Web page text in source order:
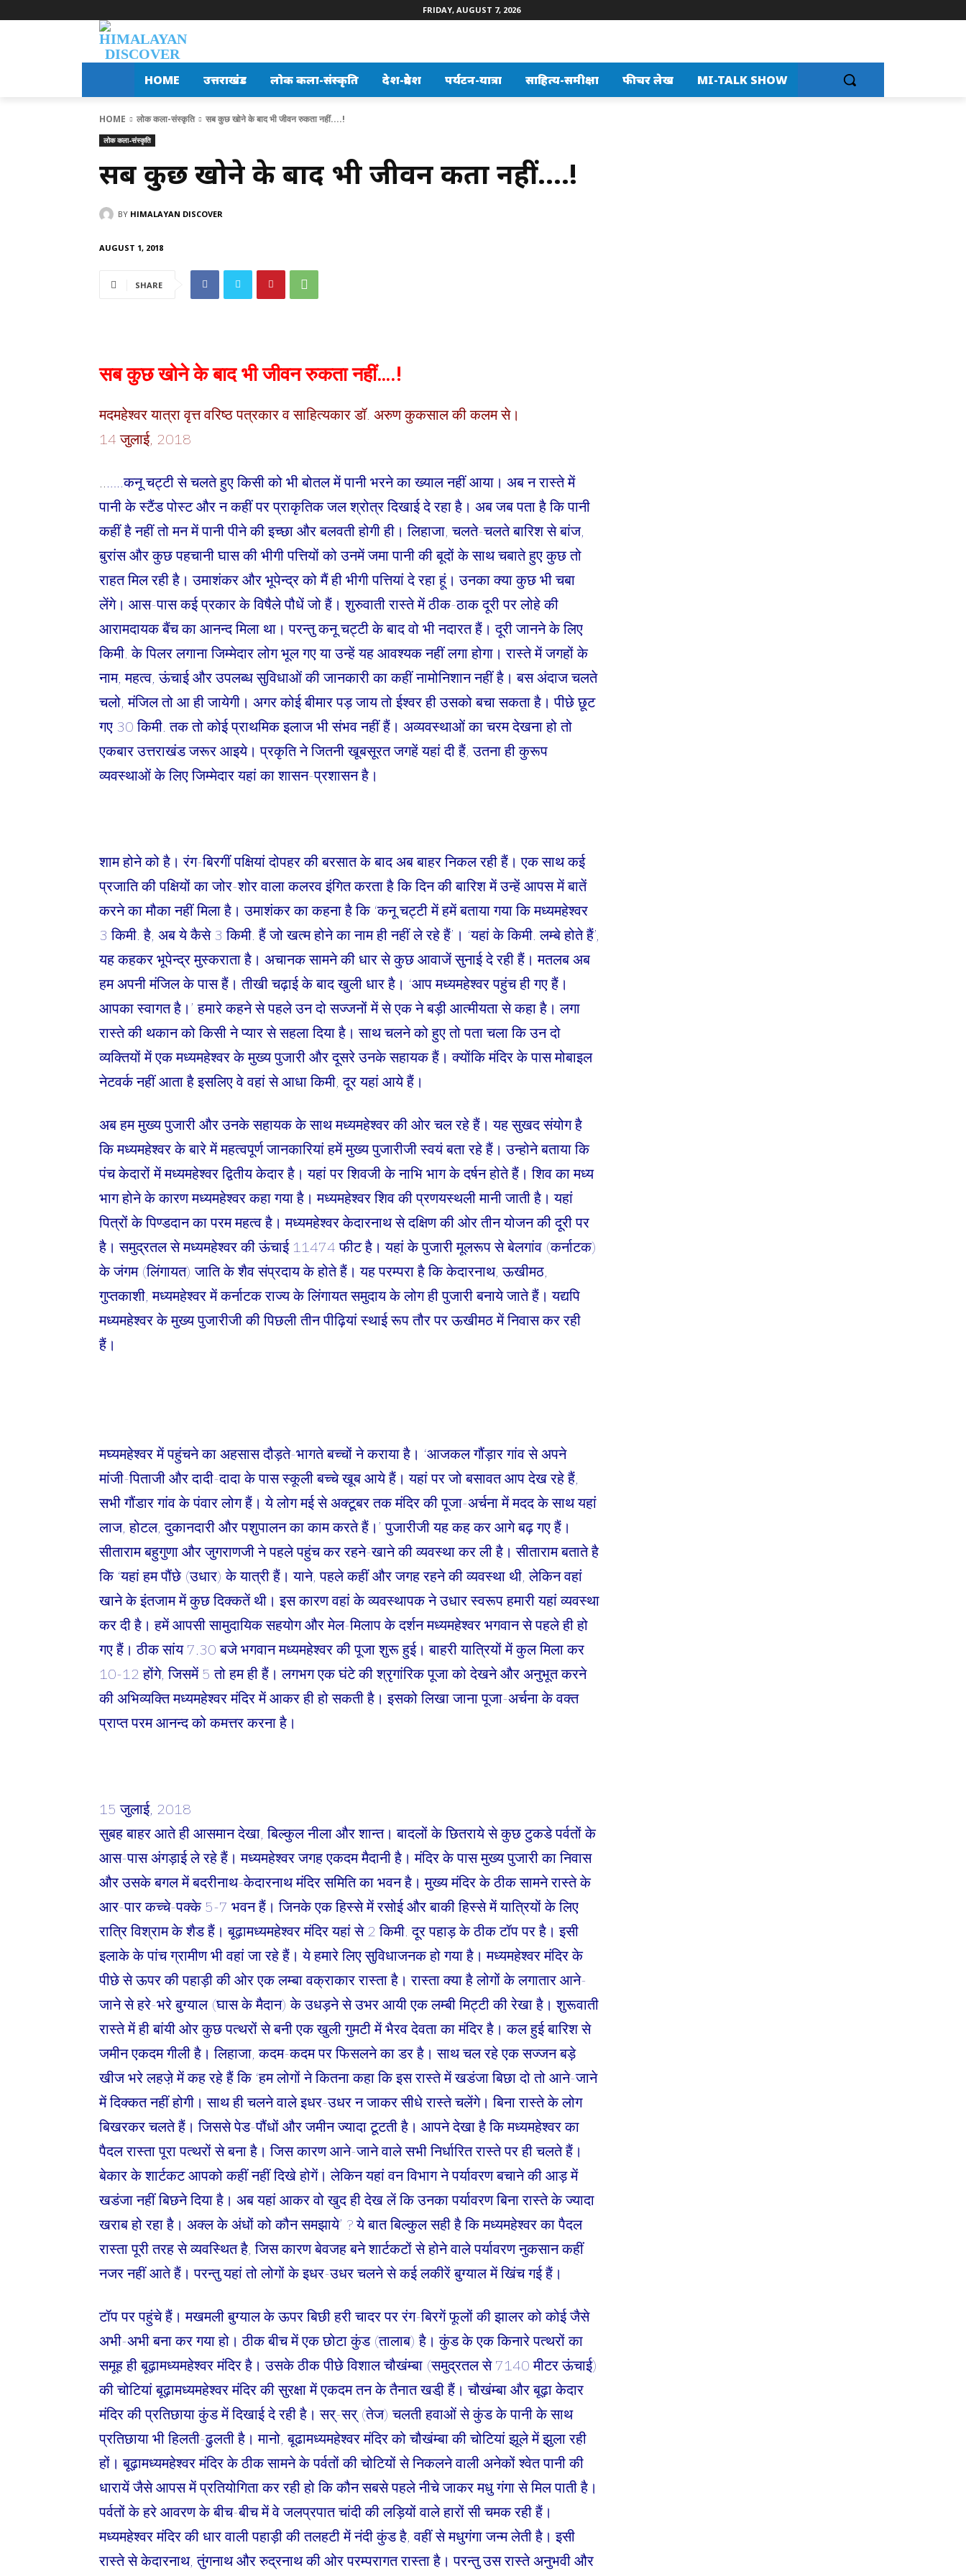
FRIDAY, AUGUST 7, 2026
HOME उत्तराखंड लोक कला-संस्कृति देश-प्रदेश पर्यटन-यात्रा साहित्य-समीक्षा फीचर लेख MI-TALK SHOW
HOME लोक कला-संस्कृति सब कुछ खोने के बाद भी जीवन रुकता नहीं....!
लोक कला-संस्कृति
सब कुछ खोने के बाद भी जीवन रुकता नहीं….!
BY HIMALAYAN DISCOVER
AUGUST 1, 2018
SHARE
सब कुछ खोने के बाद भी जीवन रुकता नहीं….!
मदमहेश्वर यात्रा वृत्त वरिष्ठ पत्रकार व साहित्यकार डॉ. अरुण कुकसाल की कलम से।
14 जुलाई, 2018
..…..कनू चट्टी से चलते हुए किसी को भी बोतल में पानी भरने का ख्याल नहीं आया। अब न रास्ते में
पानी के स्टैंड पोस्ट और न कहीं पर प्राकृतिक जल श्रोत्र दिखाई दे रहा है। अब जब पता है कि पानी
कहीं है नहीं तो मन में पानी पीने की इच्छा और बलवती होगी ही। लिहाजा, चलते-चलते बारिश से बांज,
बुरांस और कुछ पहचानी घास की भीगी पत्तियों को उनमें जमा पानी की बूदों के साथ चबाते हुए कुछ तो
राहत मिल रही है। उमाशंकर और भूपेन्द्र को मैं ही भीगी पत्तियां दे रहा हूं। उनका क्या कुछ भी चबा
लेंगे। आस-पास कई प्रकार के विषैले पौधें जो हैं। शुरुवाती रास्ते में ठीक-ठाक दूरी पर लोहे की
आरामदायक बैंच का आनन्द मिला था। परन्तु कनू चट्टी के बाद वो भी नदारत हैं। दूरी जानने के लिए
किमी. के पिलर लगाना जिम्मेदार लोग भूल गए या उन्हें यह आवश्यक नहीं लगा होगा। रास्ते में जगहों के
नाम, महत्व, ऊंचाई और उपलब्ध सुविधाओं की जानकारी का कहीं नामोनिशान नहीं है। बस अंदाज चलते
चलो, मंजिल तो आ ही जायेगी। अगर कोई बीमार पड़ जाय तो ईश्वर ही उसको बचा सकता है। पीछे छूट
गए 30 किमी. तक तो कोई प्राथमिक इलाज भी संभव नहीं हैं। अव्यवस्थाओं का चरम देखना हो तो
एकबार उत्तराखंड जरूर आइये। प्रकृति ने जितनी खूबसूरत जगहें यहां दी हैं, उतना ही कुरूप
व्यवस्थाओं के लिए जिम्मेदार यहां का शासन-प्रशासन है।
शाम होने को है। रंग-बिरगीं पक्षियां दोपहर की बरसात के बाद अब बाहर निकल रही हैं। एक साथ कई
प्रजाति की पक्षियों का जोर-शोर वाला कलरव इंगित करता है कि दिन की बारिश में उन्हें आपस में बातें
करने का मौका नहीं मिला है। उमाशंकर का कहना है कि ‘कनू चट्टी में हमें बताया गया कि मध्यमहेश्वर
3 किमी. है, अब ये कैसे 3 किमी. हैं जो खत्म होने का नाम ही नहीं ले रहे हैं’। ‘यहां के किमी. लम्बे होते हैं’,
यह कहकर भूपेन्द्र मुस्कराता है। अचानक सामने की धार से कुछ आवाजें सुनाई दे रही हैं। मतलब अब
हम अपनी मंजिल के पास हैं। तीखी चढ़ाई के बाद खुली धार है। ‘आप मध्यमहेश्वर पहुंच ही गए हैं।
आपका स्वागत है।’ हमारे कहने से पहले उन दो सज्जनों में से एक ने बड़ी आत्मीयता से कहा है। लगा
रास्ते की थकान को किसी ने प्यार से सहला दिया है। साथ चलने को हुए तो पता चला कि उन दो
व्यक्तियों में एक मध्यमहेश्वर के मुख्य पुजारी और दूसरे उनके सहायक हैं। क्योंकि मंदिर के पास मोबाइल
नेटवर्क नहीं आता है इसलिए वे वहां से आधा किमी, दूर यहां आये हैं।
अब हम मुख्य पुजारी और उनके सहायक के साथ मध्यमहेश्वर की ओर चल रहे हैं। यह सुखद संयोग है
कि मध्यमहेश्वर के बारे में महत्वपूर्ण जानकारियां हमें मुख्य पुजारीजी स्वयं बता रहे हैं। उन्होने बताया कि
पंच केदारों में मध्यमहेश्वर द्वितीय केदार है। यहां पर शिवजी के नाभि भाग के दर्षन होते हैं। शिव का मध्य
भाग होने के कारण मध्यमहेश्वर कहा गया है। मध्यमहेश्वर शिव की प्रणयस्थली मानी जाती है। यहां
पित्रों के पिण्डदान का परम महत्व है। मध्यमहेश्वर केदारनाथ से दक्षिण की ओर तीन योजन की दूरी पर
है। समुद्रतल से मध्यमहेश्वर की ऊंचाई 11474 फीट है। यहां के पुजारी मूलरूप से बेलगांव (कर्नाटक)
के जंगम (लिंगायत) जाति के शैव संप्रदाय के होते हैं। यह परम्परा है कि केदारनाथ, ऊखीमठ,
गुप्तकाशी, मध्यमहेश्वर में कर्नाटक राज्य के लिंगायत समुदाय के लोग ही पुजारी बनाये जाते हैं। यद्यपि
मध्यमहेश्वर के मुख्य पुजारीजी की पिछली तीन पीढ़ियां स्थाई रूप तौर पर ऊखीमठ में निवास कर रही
हैं।
मघ्यमहेश्वर में पहुंचने का अहसास दौड़ते-भागते बच्चों ने कराया है। ‘आजकल गौंड़ार गांव से अपने
मांजी-पिताजी और दादी-दादा के पास स्कूली बच्चे खूब आये हैं। यहां पर जो बसावत आप देख रहे हैं,
सभी गौंडार गांव के पंवार लोग हैं। ये लोग मई से अक्टूबर तक मंदिर की पूजा-अर्चना में मदद के साथ यहां
लाज, होटल, दुकानदारी और पशुपालन का काम करते हैं।’ पुजारीजी यह कह कर आगे बढ़ गए हैं।
सीताराम बहुगुणा और जुगराणजी ने पहले पहुंच कर रहने-खाने की व्यवस्था कर ली है। सीताराम बताते है
कि ‘यहां हम पौंछे (उधार) के यात्री हैं। याने, पहले कहीं और जगह रहने की व्यवस्था थी, लेकिन वहां
खाने के इंतजाम में कुछ दिक्कतें थी। इस कारण वहां के व्यवस्थापक ने उधार स्वरूप हमारी यहां व्यवस्था
कर दी है। हमें आपसी सामुदायिक सहयोग और मेल-मिलाप के दर्शन मध्यमहेश्वर भगवान से पहले ही हो
गए हैं। ठीक सांय 7.30 बजे भगवान मध्यमहेश्वर की पूजा शुरू हुई। बाहरी यात्रियों में कुल मिला कर
10-12 होंगे, जिसमें 5 तो हम ही हैं। लगभग एक घंटे की श्रृगांरिक पूजा को देखने और अनुभूत करने
की अभिव्यक्ति मध्यमहेश्वर मंदिर में आकर ही हो सकती है। इसको लिखा जाना पूजा-अर्चना के वक्त
प्राप्त परम आनन्द को कमत्तर करना है।
15 जुलाई, 2018
सुबह बाहर आते ही आसमान देखा, बिल्कुल नीला और शान्त। बादलों के छितराये से कुछ टुकडे पर्वतों के
आस-पास अंगड़ाई ले रहे हैं। मध्यमहेश्वर जगह एकदम मैदानी है। मंदिर के पास मुख्य पुजारी का निवास
और उसके बगल में बदरीनाथ-केदारनाथ मंदिर समिति का भवन है। मुख्य मंदिर के ठीक सामने रास्ते के
आर-पार कच्चे-पक्के 5-7 भवन हैं। जिनके एक हिस्से में रसोई और बाकी हिस्से में यात्रियों के लिए
रात्रि विश्राम के शैड हैं। बूढ़ामध्यमहेश्वर मंदिर यहां से 2 किमी. दूर पहाड़ के ठीक टॉप पर है। इसी
इलाके के पांच ग्रामीण भी वहां जा रहे हैं। ये हमारे लिए सुविधाजनक हो गया है। मध्यमहेश्वर मंदिर के
पीछे से ऊपर की पहाड़ी की ओर एक लम्बा वक्राकार रास्ता है। रास्ता क्या है लोगों के लगातार आने-
जाने से हरे-भरे बुग्याल (घास के मैदान) के उधड़ने से उभर आयी एक लम्बी मिट्टी की रेखा है। शुरूवाती
रास्ते में ही बांयी ओर कुछ पत्थरों से बनी एक खुली गुमटी में भैरव देवता का मंदिर है। कल हुई बारिश से
जमीन एकदम गीली है। लिहाजा, कदम-कदम पर फिसलने का डर है। साथ चल रहे एक सज्जन बड़े
खीज भरे लहजे़ में कह रहे हैं कि ‘हम लोगों ने कितना कहा कि इस रास्ते में खडंजा बिछा दो तो आने-जाने
में दिक्कत नहीं होगी। साथ ही चलने वाले इधर-उधर न जाकर सीधे रास्ते चलेंगे। बिना रास्ते के लोग
बिखरकर चलते हैं। जिससे पेड-पौंधों और जमीन ज्यादा टूटती है। आपने देखा है कि मध्यमहेश्वर का
पैदल रास्ता पूरा पत्थरों से बना है। जिस कारण आने-जाने वाले सभी निर्धारित रास्ते पर ही चलते हैं।
बेकार के शार्टकट आपको कहीं नहीं दिखे होगें। लेकिन यहां वन विभाग ने पर्यावरण बचाने की आड़ में
खडंजा नहीं बिछने दिया है। अब यहां आकर वो खुद ही देख लें कि उनका पर्यावरण बिना रास्ते के ज्यादा
खराब हो रहा है। अक्ल के अंधों को कौन समझाये’ ? ये बात बिल्कुल सही है कि मध्यमहेश्वर का पैदल
रास्ता पूरी तरह से व्यवस्थित है, जिस कारण बेवजह बने शार्टकटों से होने वाले पर्यावरण नुकसान कहीं
नजर नहीं आते हैं। परन्तु यहां तो लोगों के इधर-उधर चलने से कई लकीरें बुग्याल में खिंच गई हैं।
टॉप पर पहुंचे हैं। मखमली बुग्याल के ऊपर बिछी हरी चादर पर रंग-बिरगें फूलों की झालर को कोई जैसे
अभी-अभी बना कर गया हो। ठीक बीच में एक छोटा कुंड (तालाब) है। कुंड के एक किनारे पत्थरों का
समूह ही बूढ़ामध्यमहेश्वर मंदिर है। उसके ठीक पीछे विशाल चौखंम्बा (समुद्रतल से 7140 मीटर ऊंचाई)
की चोटियां बूढ़ामध्यमहेश्वर मंदिर की सुरक्षा में एकदम तन के तैनात खडी़ हैं। चौखंम्बा और बूढ़ा केदार
मंदिर की प्रतिछाया कुंड में दिखाई दे रही है। सर्-सर् (तेज) चलती हवाओं से कुंड के पानी के साथ
प्रतिछाया भी हिलती-ढुलती है। मानो, बूढामध्यमहेश्वर मंदिर को चौखंम्बा की चोटियां झूले में झुला रही
हों। बूढ़ामध्यमहेश्वर मंदिर के ठीक सामने के पर्वतों की चोटियों से निकलने वाली अनेकों श्वेत पानी की
धारायें जैसे आपस में प्रतियोगिता कर रही हो कि कौन सबसे पहले नीचे जाकर मधु गंगा से मिल पाती है।
पर्वतों के हरे आवरण के बीच-बीच में वे जलप्रपात चांदी की लड़ियों वाले हारों सी चमक रही हैं।
मध्यमहेश्वर मंदिर की धार वाली पहाड़ी की तलहटी में नंदी कुंड है, वहीं से मधुगंगा जन्म लेती है। इसी
रास्ते से केदारनाथ, तुंगनाथ और रुद्रनाथ की ओर परम्परागत रास्ता है। परन्तु उस रास्ते अनुभवी और